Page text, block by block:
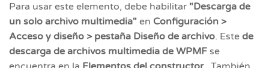
Para usar este elemento, debe habilitar "Descarga de
un solo archivo multimedia" en Configuración >
Acceso y diseño > pestaña Diseño de archivo. Este de
descarga de archivos multimedia de WPMF se